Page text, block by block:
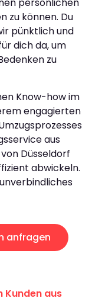
persönlichen
zu können. Du
pünktlich und
dich da, um
zu
Know-how im
engagierten
aus
Düsseldorf
abwickeln.
anfragen
Kunden aus